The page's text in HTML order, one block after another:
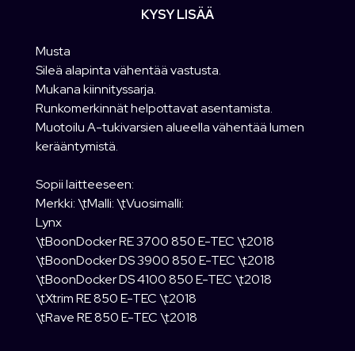
KYSY LISÄÄ
Musta
Sileä alapinta vähentää vastusta.
Mukana kiinnityssarja.
Runkomerkinnät helpottavat asentamista.
Muotoilu A-tukivarsien alueella vähentää lumen
kerääntymistä.
Sopii laitteeseen:
Merkki: \tMalli: \tVuosimalli:
Lynx
\tBoonDocker RE 3700 850 E-TEC \t2018
\tBoonDocker DS 3900 850 E-TEC \t2018
\tBoonDocker DS 4100 850 E-TEC \t2018
\tXtrim RE 850 E-TEC \t2018
\tRave RE 850 E-TEC \t2018